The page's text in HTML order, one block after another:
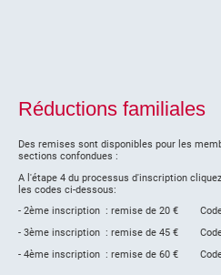
Réductions familiales
Des remises sont disponibles pour les
sections confondues :
A l'étape 4 du processus d'inscription
les codes ci-dessous:
- 2ème inscription : remise de 20 €
- 3ème inscription : remise de 45 €
- 4ème inscription : remise de 60 €